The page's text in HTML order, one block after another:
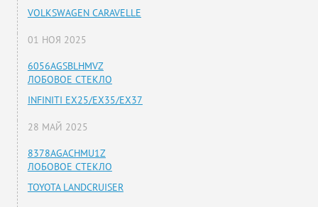
VOLKSWAGEN CARAVELLE
01 НОЯ 2025
6056AGSBLHMVZ
ЛОБОВОЕ СТЕКЛО
INFINITI EX25/EX35/EX37
28 МАЙ 2025
8378AGACHMU1Z
ЛОБОВОЕ СТЕКЛО
TOYOTA LANDCRUISER